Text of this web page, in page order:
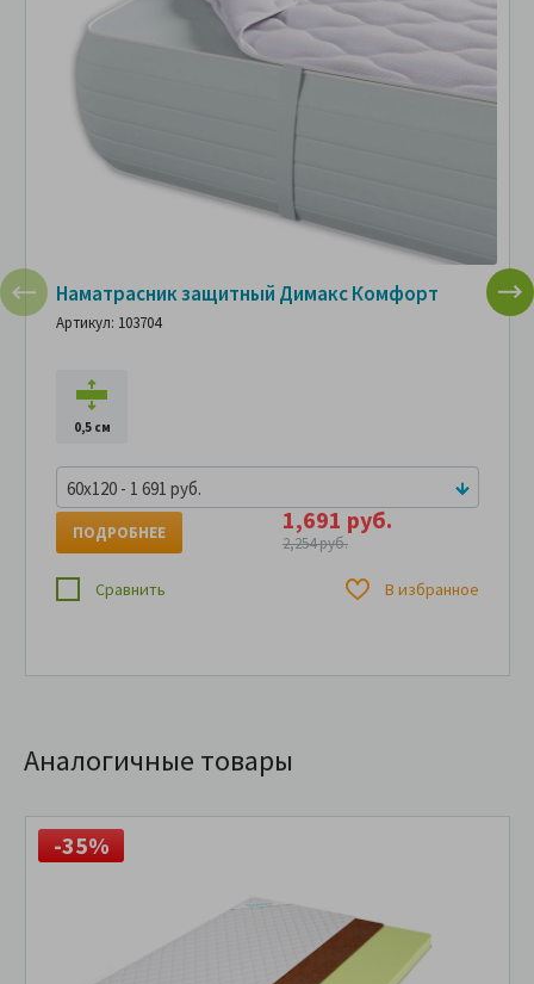
Наматрасник защитный Димакс Комфорт
Артикул: 103704
0,5 см
60x120 - 1 691 руб.
1,691 руб.
2,254 руб.
ПОДРОБНЕЕ
Сравнить В избранное
Аналогичные товары
-35%